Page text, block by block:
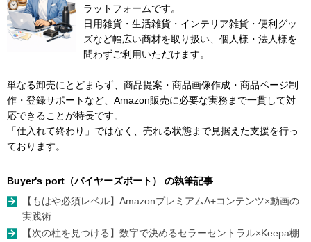
ラットフォームです。
日用雑貨・生活雑貨・インテリア雑貨・便利グッ
ズなど幅広い商材を取り扱い、個人様・法人様を
問わずご利用いただけます。
単なる卸売にとどまらず、商品提案・商品画像作成・商品ページ制
作・登録サポートなど、Amazon販売に必要な実務まで一貫して対
応できることが特長です。
「仕入れて終わり」ではなく、売れる状態まで見据えた支援を行っ
ております。
Buyer's port（バイヤーズポート） の執筆記事
【もはや必須レベル】AmazonプレミアムA+コンテンツ×動画の
実践術
【次の柱を見つける】数字で決めるセラーセントラル×Keepa棚